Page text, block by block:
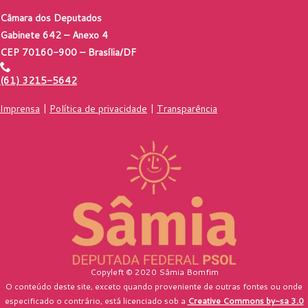
Câmara dos Deputados
Gabinete 642 – Anexo 4
CEP 70160-900 – Brasília/DF
(61) 3215-5642
Imprensa | Política de privacidade | Transparência
Copyleft © 2020 Sâmia Bomfim
O conteúdo deste site, exceto quando proveniente de outras fontes ou onde
especificado o contrário, está licenciado sob a Creative Commons by-sa 3.0